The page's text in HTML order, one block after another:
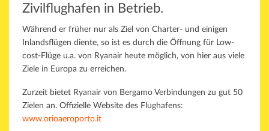
Zivilflughafen in Betrieb.
Während er früher nur als Ziel von Charter- und einigen
Inlandsflügen diente, so ist es durch die Öffnung für Low-
cost-Flüge u.a. von Ryanair heute möglich, von hier aus viele
Ziele in Europa zu erreichen.
Zurzeit bietet Ryanair von Bergamo Verbindungen zu gut 50
Zielen an. Offizielle Website des Flughafens:
www.orioaeroporto.it